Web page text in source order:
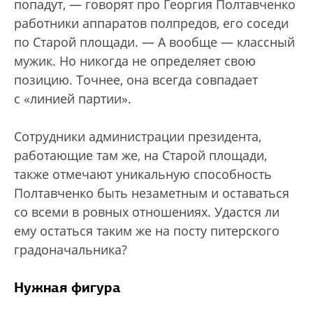
попадут, — говорят про Георгия Полтавченко
работники аппаратов полпредов, его соседи
по Старой площади. — А вообще — классный
мужик. Но никогда не определяет свою
позицию. Точнее, она всегда совпадает
с «линией партии».
Сотрудники администрации президента,
работающие там же, на Старой площади,
также отмечают уникальную способность
Полтавченко быть незаметным и оставаться
со всеми в ровных отношениях. Удастся ли
ему остаться таким же на посту питерского
градоначальника?
Нужная фигура